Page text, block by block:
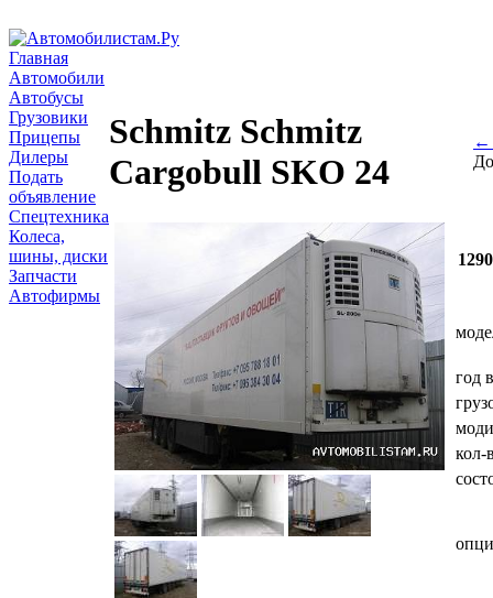
Главная
Автомобили
Автобусы
Грузовики
Прицепы
Дилеры
Подать
объявление
Спецтехника
Колеса,
шины, диски
Запчасти
Автофирмы
Schmitz Schmitz
Cargobull SKO 24
←
год
кол-